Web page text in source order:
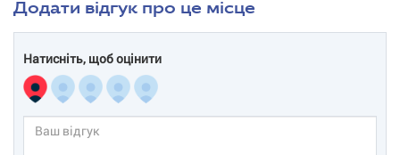
Додати відгук про це місце
Натисніть, щоб оцінити